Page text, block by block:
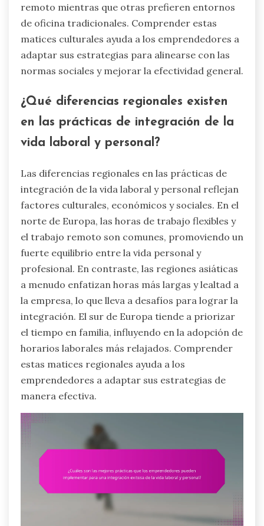
remoto mientras que otras prefieren entornos
de oficina tradicionales. Comprender estas
matices culturales ayuda a los emprendedores a
adaptar sus estrategias para alinearse con las
normas sociales y mejorar la efectividad general.
¿Qué diferencias regionales existen
en las prácticas de integración de la
vida laboral y personal?
Las diferencias regionales en las prácticas de
integración de la vida laboral y personal reflejan
factores culturales, económicos y sociales. En el
norte de Europa, las horas de trabajo flexibles y
el trabajo remoto son comunes, promoviendo un
fuerte equilibrio entre la vida personal y
profesional. En contraste, las regiones asiáticas
a menudo enfatizan horas más largas y lealtad a
la empresa, lo que lleva a desafíos para lograr la
integración. El sur de Europa tiende a priorizar
el tiempo en familia, influyendo en la adopción de
horarios laborales más relajados. Comprender
estas matices regionales ayuda a los
emprendedores a adaptar sus estrategias de
manera efectiva.